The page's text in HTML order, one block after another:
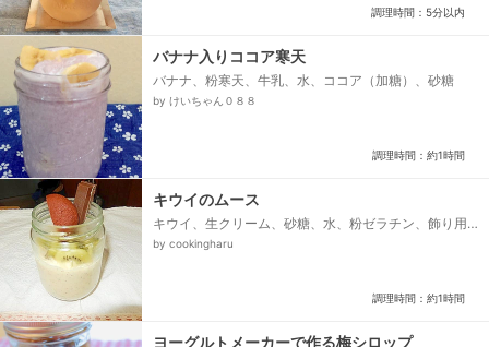
調理時間：5分以内
バナナ入りココア寒天
バナナ、粉寒天、牛乳、水、ココア（加糖）、砂糖
by けいちゃん０８８
調理時間：約1時間
キウイのムース
キウイ、生クリーム、砂糖、水、粉ゼラチン、飾り用
チョコやチョコクッキーなど
by cookingharu
調理時間：約1時間
ヨーグルトメーカーで作る梅シロップ